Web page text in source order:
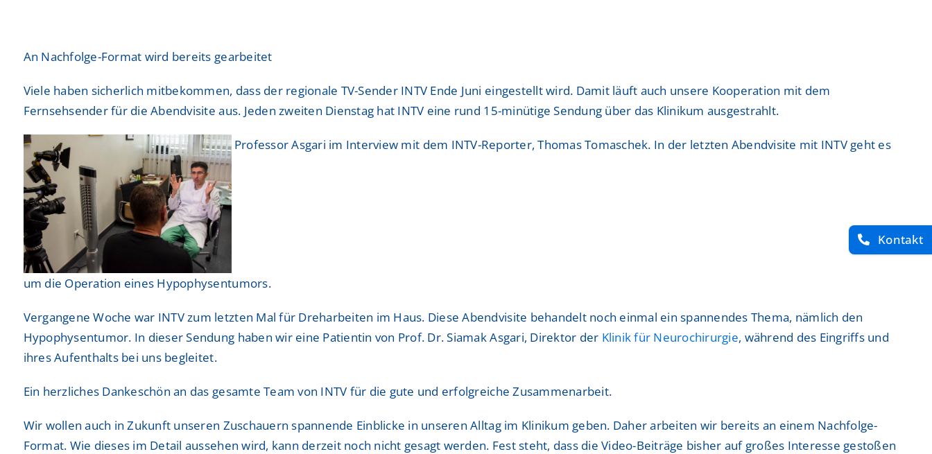
Kontakt
Nuklearmedizin
Orthopädie und Unfallchirurgie
Pneumologie, Beatmungsmedizin, Thorakale Onkologie & Immonologie
Radiologie und Neuroradiologie
Strahlentherapie und radiologische Onkologie
Urologie
TraumaZentrum
Nuklearmedizin
Orthopädie und Unfallchirurgie
Pneumologie, Beatmungsmedizin, Thorakale Onkologie & Immonologie
Radiologie und Neuroradiologie
Strahlentherapie und radiologische Onkologie
Urologie
TraumaZentrum
An Nachfolge-Format wird bereits gearbeitet
Viele haben sicherlich mitbekommen, dass der regionale TV-Sender INTV Ende Juni eingestellt wird. Damit läuft auch unsere Kooperation mit dem
Fernsehsender für die Abendvisite aus. Jeden zweiten Dienstag hat INTV eine rund 15-minütige Sendung über das Klinikum ausgestrahlt.
Professor Asgari im Interview mit dem INTV-Reporter, Thomas Tomaschek. In der letzten Abendvisite mit INTV geht es
um die Operation eines Hypophysentumors.
Vergangene Woche war INTV zum letzten Mal für Dreharbeiten im Haus. Diese Abendvisite behandelt noch einmal ein spannendes Thema, nämlich den
Hypophysentumor. In dieser Sendung haben wir eine Patientin von Prof. Dr. Siamak Asgari, Direktor der Klinik für Neurochirurgie, während des Eingriffs und
ihres Aufenthalts bei uns begleitet.
Ein herzliches Dankeschön an das gesamte Team von INTV für die gute und erfolgreiche Zusammenarbeit.
Wir wollen auch in Zukunft unseren Zuschauern spannende Einblicke in unseren Alltag im Klinikum geben. Daher arbeiten wir bereits an einem Nachfolge-
Format. Wie dieses im Detail aussehen wird, kann derzeit noch nicht gesagt werden. Fest steht, dass die Video-Beiträge bisher auf großes Interesse gestoßen